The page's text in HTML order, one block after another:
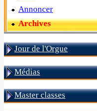
Annoncer
Archives
Jour de l'Orgue
Médias
Master classes